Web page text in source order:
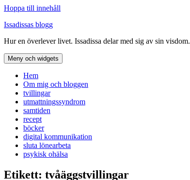
Hoppa till innehåll
Issadissas blogg
Hur en överlever livet. Issadissa delar med sig av sin visdom.
Meny och widgets
Hem
Om mig och bloggen
tvillingar
utmattningssyndrom
samtiden
recept
böcker
digital kommunikation
sluta lönearbeta
psykisk ohälsa
Etikett: tvåäggstvillingar